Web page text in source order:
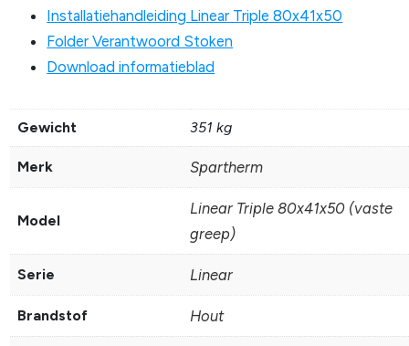
Installatiehandleiding Linear Triple 80x41x50
Folder Verantwoord Stoken
Download informatieblad
Gewicht 351 kg
Merk Spartherm
Model
Linear Triple 80x41x50 (vaste
greep)
Serie Linear
Brandstof Hout